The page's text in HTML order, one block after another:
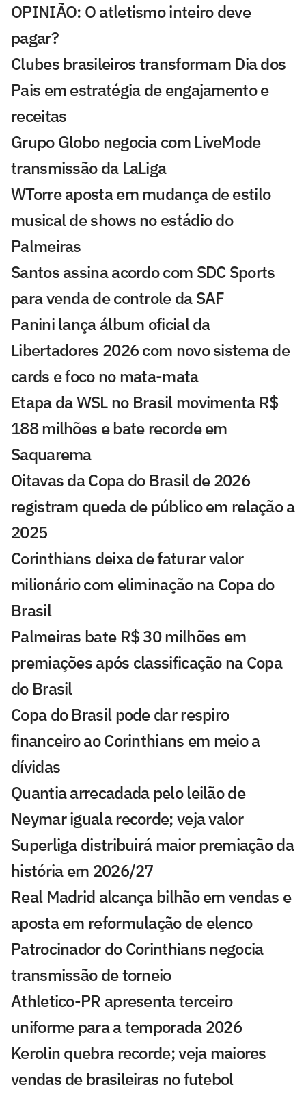
OPINIÃO: O atletismo inteiro deve
pagar?
Clubes brasileiros transformam Dia dos
Pais em estratégia de engajamento e
receitas
Grupo Globo negocia com LiveMode
transmissão da LaLiga
WTorre aposta em mudança de estilo
musical de shows no estádio do
Palmeiras
Santos assina acordo com SDC Sports
para venda de controle da SAF
Panini lança álbum oficial da
Libertadores 2026 com novo sistema de
cards e foco no mata-mata
Etapa da WSL no Brasil movimenta R$
188 milhões e bate recorde em
Saquarema
Oitavas da Copa do Brasil de 2026
registram queda de público em relação a
2025
Corinthians deixa de faturar valor
milionário com eliminação na Copa do
Brasil
Palmeiras bate R$ 30 milhões em
premiações após classificação na Copa
do Brasil
Copa do Brasil pode dar respiro
financeiro ao Corinthians em meio a
dívidas
Quantia arrecadada pelo leilão de
Neymar iguala recorde; veja valor
Superliga distribuirá maior premiação da
história em 2026/27
Real Madrid alcança bilhão em vendas e
aposta em reformulação de elenco
Patrocinador do Corinthians negocia
transmissão de torneio
Athletico-PR apresenta terceiro
uniforme para a temporada 2026
Kerolin quebra recorde; veja maiores
vendas de brasileiras no futebol